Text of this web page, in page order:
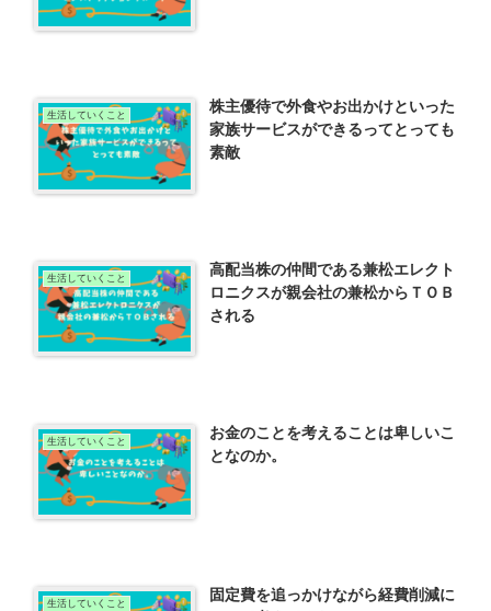
生活していくこと
株主優待で外食やお出かけといった
家族サービスができるってとっても
素敵
生活していくこと
高配当株の仲間である兼松エレクト
ロニクスが親会社の兼松からＴＯＢ
される
生活していくこと
お金のことを考えることは卑しいこ
となのか。
生活していくこと
固定費を追っかけながら経費削減に